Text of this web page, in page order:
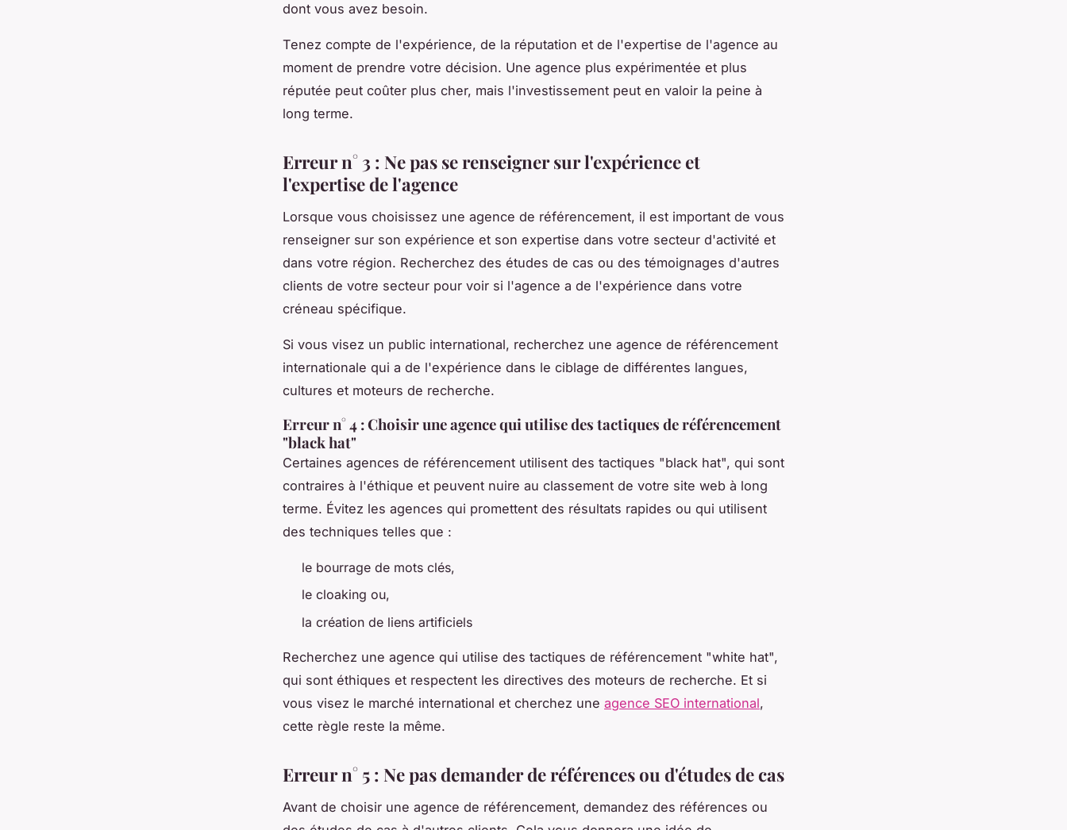
dont vous avez besoin.
Tenez compte de l'expérience, de la réputation et de l'expertise de l'agence au
moment de prendre votre décision. Une agence plus expérimentée et plus
réputée peut coûter plus cher, mais l'investissement peut en valoir la peine à
long terme.
Erreur n° 3 : Ne pas se renseigner sur l'expérience et
l'expertise de l'agence
Lorsque vous choisissez une agence de référencement, il est important de vous
renseigner sur son expérience et son expertise dans votre secteur d'activité et
dans votre région. Recherchez des études de cas ou des témoignages d'autres
clients de votre secteur pour voir si l'agence a de l'expérience dans votre
créneau spécifique.
Si vous visez un public international, recherchez une agence de référencement
internationale qui a de l'expérience dans le ciblage de différentes langues,
cultures et moteurs de recherche.
Erreur n° 4 : Choisir une agence qui utilise des tactiques de référencement
"black hat"
Certaines agences de référencement utilisent des tactiques "black hat", qui sont
contraires à l'éthique et peuvent nuire au classement de votre site web à long
terme. Évitez les agences qui promettent des résultats rapides ou qui utilisent
des techniques telles que :
le bourrage de mots clés,
le cloaking ou,
la création de liens artificiels
Recherchez une agence qui utilise des tactiques de référencement "white hat",
qui sont éthiques et respectent les directives des moteurs de recherche. Et si
vous visez le marché international et cherchez une agence SEO international,
cette règle reste la même.
Erreur n° 5 : Ne pas demander de références ou d'études de cas
Avant de choisir une agence de référencement, demandez des références ou